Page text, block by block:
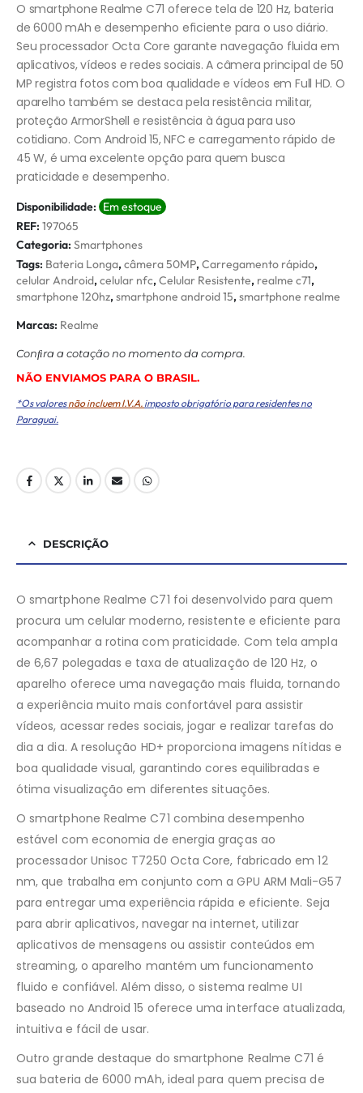
O smartphone Realme C71 oferece tela de 120 Hz, bateria
de 6000 mAh e desempenho eficiente para o uso diário.
Seu processador Octa Core garante navegação fluida em
aplicativos, vídeos e redes sociais. A câmera principal de 50
MP registra fotos com boa qualidade e vídeos em Full HD. O
aparelho também se destaca pela resistência militar,
proteção ArmorShell e resistência à água para uso
cotidiano. Com Android 15, NFC e carregamento rápido de
45 W, é uma excelente opção para quem busca
praticidade e desempenho.
Disponibilidade: Em estoque
REF: 197065
Categoria: Smartphones
Tags: Bateria Longa,câmera 50MP,Carregamento rápido,
celular Android,celular nfc,Celular Resistente, realme c71,
smartphone 120hz,smartphone android 15,smartphone realme
Marcas: Realme
Conﬁra a cotação no momento da compra.
NÃO ENVIAMOS PARA O BRASIL.
*Os valoresnão incluem I.V.A. imposto obrigatório para residentes no
Paraguai.
DESCRIÇÃO
O smartphone Realme C71 foi desenvolvido para quem
procura um celular moderno, resistente e eficiente para
acompanhar a rotina com praticidade. Com tela ampla
de 6,67 polegadas e taxa de atualização de 120 Hz, o
aparelho oferece uma navegação mais fluida, tornando
a experiência muito mais confortável para assistir
vídeos, acessar redes sociais, jogar e realizar tarefas do
dia a dia. A resolução HD+ proporciona imagens nítidas e
boa qualidade visual, garantindo cores equilibradas e
ótima visualização em diferentes situações.
O smartphone Realme C71 combina desempenho
estável com economia de energia graças ao
processador Unisoc T7250 Octa Core, fabricado em 12
nm, que trabalha em conjunto com a GPU ARM Mali-G57
para entregar uma experiência rápida e eficiente. Seja
para abrir aplicativos, navegar na internet, utilizar
aplicativos de mensagens ou assistir conteúdos em
streaming, o aparelho mantém um funcionamento
fluido e confiável. Além disso, o sistema realme UI
baseado no Android 15 oferece uma interface atualizada,
intuitiva e fácil de usar.
Outro grande destaque do smartphone Realme C71 é
sua bateria de 6000 mAh, ideal para quem precisa de